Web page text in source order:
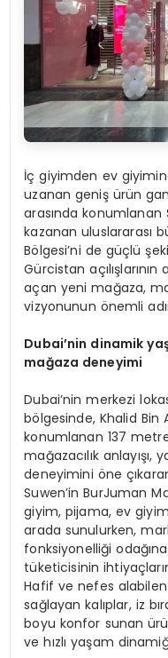
İç giyimden ev
uzanan geniş ürün
arasında
kazanan uluslararası
Bölgesi’ni de güçlü
Gürcistan açılışlarının
açan yeni mağaza,
vizyonunun önemli
Dubai’nin dinamik
mağaza deneyimi
Dubai’nin merkezi
bölgesinde, Khalid Bin
konumlanan 137
mağazacılık
deneyimini öne
Suwen’inBurJuman
giyim, pijama, ev
arada sunulurken,
fonksiyonelliği
tüketicisinin
Hafif ve nefes
sağlayan kalıplar, iz
boyu konfor sunan
ve hızlı yaşam